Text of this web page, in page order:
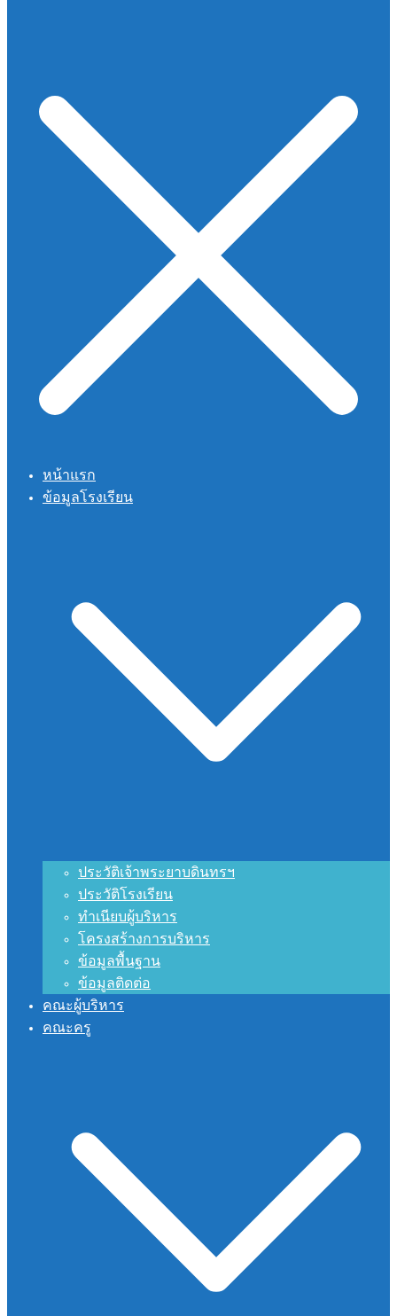
หน้าแรก
ข้อมูลโรงเรียน
ประวัติเจ้าพระยาบดินทรฯ
ประวัติโรงเรียน
ทำเนียบผู้บริหาร
โครงสร้างการบริหาร
ข้อมูลพื้นฐาน
ข้อมูลติดต่อ
คณะผู้บริหาร
คณะครู